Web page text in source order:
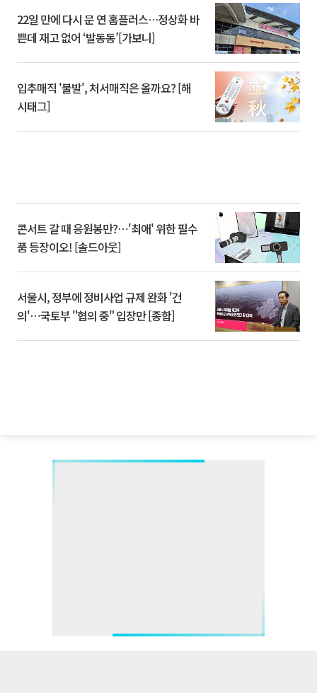
22일 만에 다시 문 연 홈플러스…정상화 바
쁜데 재고 없어 ‘발동동’[가보니]
입추매직 '불발', 처서매직은 올까요? [해
시태그]
콘서트 갈 때 응원봉만?⋯'최애' 위한 필수
품 등장이오! [솔드아웃]
서울시, 정부에 정비사업 규제 완화 '건
의'⋯국토부 "협의 중" 입장만 [종합]